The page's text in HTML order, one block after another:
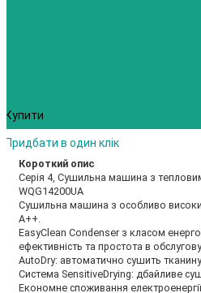
Купити
Придбати в один клік
Короткий опис
Серія 4, Сушильна машина з
WQG14200UA
Сушильна машина з особливо
A++.
EasyClean Condenser з класом
ефективність та простота в
AutoDry: автоматично сушить
Система SensitiveDrying: дбайливе
Економне споживання